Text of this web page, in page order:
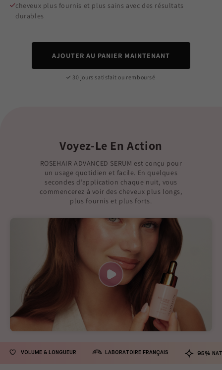
cheveux plus fournis et plus sains avec des résultats
durables
AJOUTER AU PANIER MAINTENANT
30 jours satisfait ou remboursé
Voyez-Le En Action
ROSEHAIR ADVANCED SERUM est conçu pour
un usage quotidien et facile. En quelques
secondes d’application chaque nuit, vous
commencerez à voir des cheveux plus longs,
plus fournis et plus forts.
VOLUME & LONGUEUR LABORATOIRE FRANÇAIS 95%